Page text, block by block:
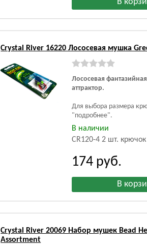
Crystal River 16220 Лососевая мушка
Лососевая
аттрактор.
Для выбора размера
"подробнее".
В наличии
CR120-4 2 шт.
174 руб.
Crystal River 20069 Набор мушек Bead
Assortment